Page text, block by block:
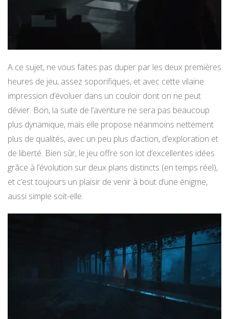
A ce sujet, ne vous faites pas duper par les deux premières
heures de jeu, assez soporifiques, et avec cette vilaine
impression d’évoluer dans un couloir dont on ne peut
dévier. Bon, la suite de l’aventure ne sera pas beaucoup
plus dynamique, mais elle propose néanmoins nettement
plus de qualités, avec un peu plus d’action, d’exploration et
de liberté. Bien sûr, le jeu offre son lot d’excellentes idées
grâce à l’évolution sur deux plans distincts (en temps réel),
et c’est toujours un plaisir de venir à bout d’une énigme,
aussi simple soit-elle.